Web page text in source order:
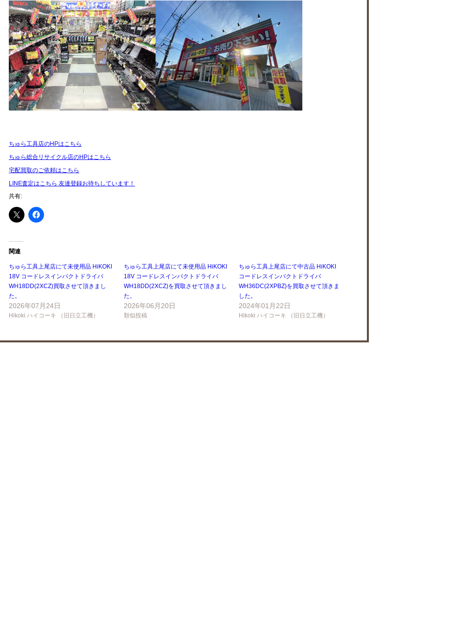
ちゅら工具店のHPはこちら
ちゅら総合リサイクル店のHPはこちら
宅配買取のご依頼はこちら
LINE査定はこちら 友達登録お待ちしています！
共有:
関連
ちゅら工具上尾店にて未使用品 HiKOKI
18V コードレスインパクトドライバ
WH18DD(2XCZ)買取させて頂きまし
た。
2026年07月24日
Hikoki ハイコーキ （旧日立工機）
ちゅら工具上尾店にて未使用品 HiKOKI
18V コードレスインパクトドライバ
WH18DD(2XCZ)を買取させて頂きまし
た。
2026年06月20日
類似投稿
ちゅら工具上尾店にて中古品 HiKOKI
コードレスインパクトドライバ
WH36DC(2XPBZ)を買取させて頂きま
した。
2024年01月22日
Hikoki ハイコーキ （旧日立工機）